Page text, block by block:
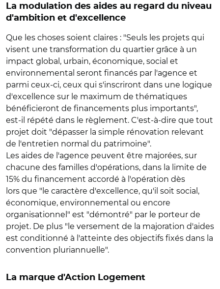
La modulation des aides au regard du niveau
d'ambition et d'excellence
Que les choses soient claires : "Seuls les projets qui
visent une transformation du quartier grâce à un
impact global, urbain, économique, social et
environnemental seront financés par l'agence et
parmi ceux-ci, ceux qui s'inscriront dans une logique
d'excellence sur le maximum de thématiques
bénéficieront de financements plus importants",
est-il répété dans le règlement. C'est-à-dire que tout
projet doit "dépasser la simple rénovation relevant
de l'entretien normal du patrimoine".
Les aides de l'agence peuvent être majorées, sur
chacune des familles d'opérations, dans la limite de
15% du financement accordé à l'opération dès
lors que "le caractère d'excellence, qu'il soit social,
économique, environnemental ou encore
organisationnel" est "démontré" par le porteur de
projet. De plus "le versement de la majoration d'aides
est conditionné à l'atteinte des objectifs fixés dans la
convention pluriannuelle".
La marque d'Action Logement